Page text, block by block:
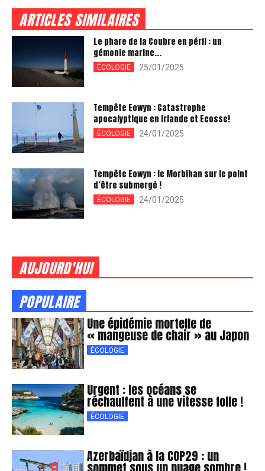
ARTICLES SIMILAIRES
Le phare de la Coubre en péril : un
gémonie marine...
ÉCOLOGIE 25/01/2025
Tempête Eowyn : Catastrophe
apocalyptique en Irlande et Ecosse!
ÉCOLOGIE 24/01/2025
Tempête Eowyn : le Morbihan sur le point
d’être submergé !
ÉCOLOGIE 24/01/2025
AUJOURD'HUI
POPULAIRE
Une épidémie mortelle de
« mangeuse de chair » au Japon
ÉCOLOGIE
Urgent : les océans se
réchauffent à une vitesse folle !
ÉCOLOGIE
Azerbaïdjan à la COP29 : un